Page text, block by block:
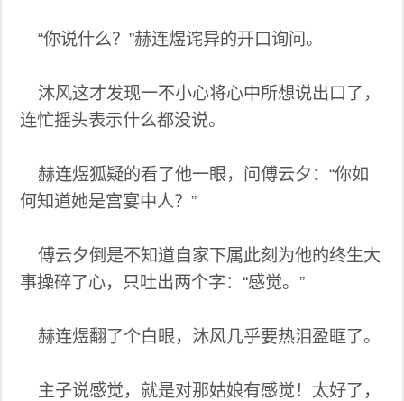
“你说什么？”赫连煜诧异的开口询问。
沐风这才发现一不小心将心中所想说出口了，
连忙摇头表示什么都没说。
赫连煜狐疑的看了他一眼，问傅云夕：“你如
何知道她是宫宴中人？”
傅云夕倒是不知道自家下属此刻为他的终生大
事操碎了心，只吐出两个字：“感觉。”
赫连煜翻了个白眼，沐风几乎要热泪盈眶了。
主子说感觉，就是对那姑娘有感觉！太好了，